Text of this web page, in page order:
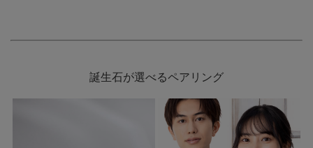
誕生石が選べるペアリング